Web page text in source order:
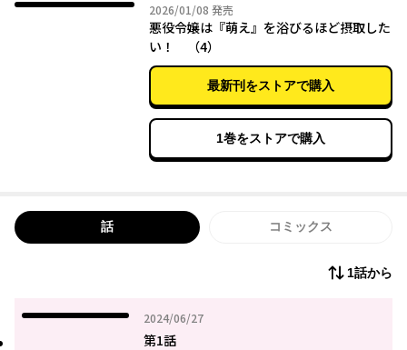
2026/01/08 2026年01月08日
発売
悪役令嬢は『萌え』を浴びるほど摂取した
い！ （4）
最新刊をストアで購入
1巻をストアで購入
話 コミックス
1話から
2024/06/27
2024年06月27日
第1話